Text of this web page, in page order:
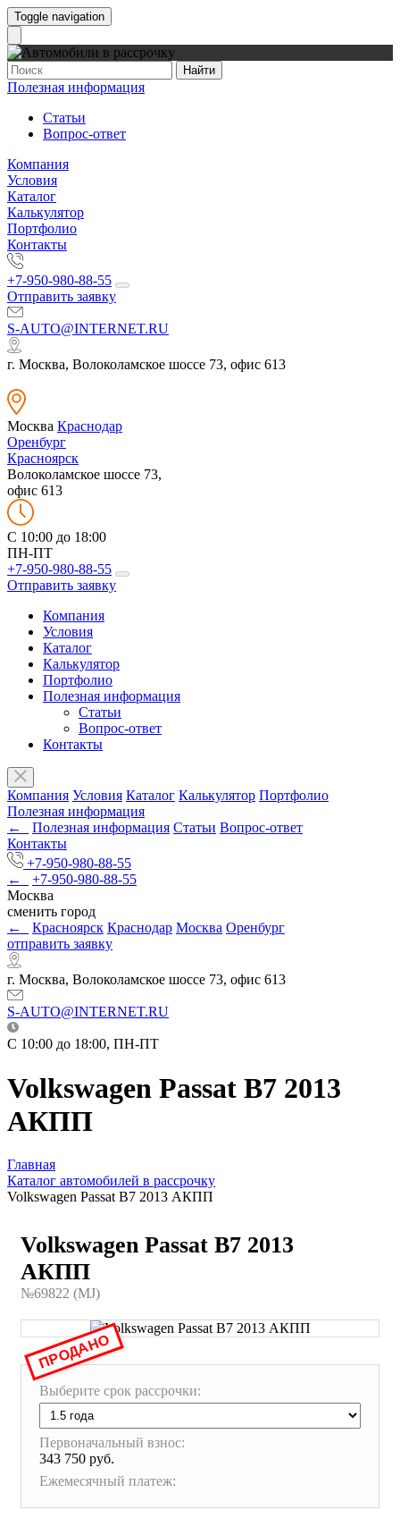
Toggle navigation
Найти
Полезная информация
Статьи
Вопрос-ответ
Компания
Условия
Каталог
Калькулятор
Портфолио
Контакты
+7-950-980-88-55
Отправить заявку
S-AUTO@INTERNET.RU
г. Москва, Волоколамское шоссе 73, офис 613
Москва Краснодар
Оренбург
Красноярск
Волоколамское шоссе 73,
офис 613
C 10:00 до 18:00
ПН-ПТ
+7-950-980-88-55
Отправить заявку
Компания
Условия
Каталог
Калькулятор
Портфолио
Полезная информация
Статьи
Вопрос-ответ
Контакты
Компания Условия Каталог Калькулятор Портфолио
Полезная информация
←
Полезная информация Статьи Вопрос-ответ
Контакты
+7-950-980-88-55
←
+7-950-980-88-55
Москва
сменить город
←
Красноярск Краснодар Москва Оренбург
отправить заявку
г. Москва, Волоколамское шоссе 73, офис 613
S-AUTO@INTERNET.RU
C 10:00 до 18:00, ПН-ПТ
Volkswagen Passat B7 2013
АКПП
Главная
Каталог автомобилей в рассрочку
Volkswagen Passat B7 2013 АКПП
Volkswagen Passat B7 2013
АКПП
№69822 (МJ)
Выберите срок рассрочки:
Первоначальный взнос:
343 750 руб.
Ежемесячный платеж:
ПРОДАНО